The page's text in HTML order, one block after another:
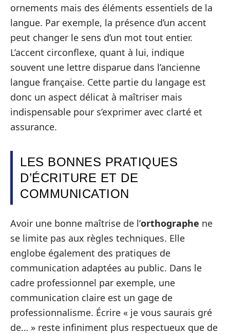
ornements mais des éléments essentiels de la
langue. Par exemple, la présence d’un accent
peut changer le sens d’un mot tout entier.
L’accent circonflexe, quant à lui, indique
souvent une lettre disparue dans l’ancienne
langue française. Cette partie du langage est
donc un aspect délicat à maîtriser mais
indispensable pour s’exprimer avec clarté et
assurance.
LES BONNES PRATIQUES
D’ÉCRITURE ET DE
COMMUNICATION
Avoir une bonne maîtrise de l’orthographe ne
se limite pas aux règles techniques. Elle
englobe également des pratiques de
communication adaptées au public. Dans le
cadre professionnel par exemple, une
communication claire est un gage de
professionnalisme. Écrire « je vous saurais gré
de… » reste infiniment plus respectueux que de